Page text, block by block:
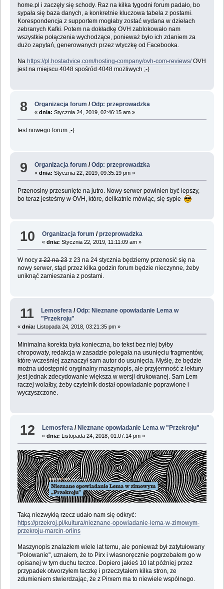
home.pl i zaczęły się schody. Raz na kilka tygodni forum padało, bo
sypała się baza danych, a konkretnie kluczowa tabela z postami.
Korespondencja z supportem mogłaby zostać wydana w dziełach
zebranych Kafki. Potem na dokładkę OVH zablokowało nam
wszystkie połączenia wychodzące, ponieważ było ich zdaniem za
dużo zapytań, generowanych przez wtyczkę od Facebooka.
Na https://pl.hostadvice.com/hosting-company/ovh-com-reviews/OVH
jest na miejscu 4048 spośród 4048 możliwych ;-)
8 Organizacja forum /Odp: przeprowadzka
«dnia: Stycznia 24, 2019, 02:46:15 am »
test nowego forum ;-)
9 Organizacja forum /Odp: przeprowadzka
«dnia: Stycznia 22, 2019, 09:35:19 pm »
Przenosiny przesunięte na jutro. Nowy serwer powinien być lepszy,
bo teraz jesteśmy w OVH, które, delikatnie mówiąc, się sypie
10 Organizacja forum /przeprowadzka
«dnia: Stycznia 22, 2019, 11:11:09 am »
W nocy z 22 na 23z 23 na 24 stycznia będziemy przenosić się na
nowy serwer, stąd przez kilka godzin forum będzie nieczynne, żeby
uniknąć zamieszania z postami.
11 Lemosfera /Odp: Nieznane opowiadanie Lema w
"Przekroju"
« dnia: Listopada 24, 2018, 03:21:35 pm »
Minimalna korekta była konieczna, bo tekst bez niej byłby
chropowaty, redakcja w zasadzie polegała na usunięciu fragmentów,
które wcześniej zaznaczył sam autor do usunięcia. Myślę, że będzie
można udostępnić oryginalny maszynopis, ale przyjemność z lektury
jest jednak zdecydowanie większa w wersji drukowanej. Sam Lem
raczej wolałby, żeby czytelnik dostał opowiadanie poprawione i
wyczyszczone.
12 Lemosfera /Nieznane opowiadanie Lema w "Przekroju"
«dnia: Listopada 24, 2018, 01:07:14 pm »
Taką niezwykłą rzecz udało nam się odkryć:
https://przekroj.pl/kultura/nieznane-opowiadanie-lema-w-zimowym-
przekroju-marcin-orlins
Maszynopis znalazłem wiele lat temu, ale ponieważ był zatytułowany
"Polowanie", uznałem, że to Pirx i własnoręcznie pogrzebałem go w
opisanej w tym duchu teczce. Dopiero jakieś 10 lat później przez
przypadek otworzyłem teczkę i przeczytałem kilka stron, ze
zdumieniem stwierdzając, że z Pirxem ma to niewiele wspólnego.